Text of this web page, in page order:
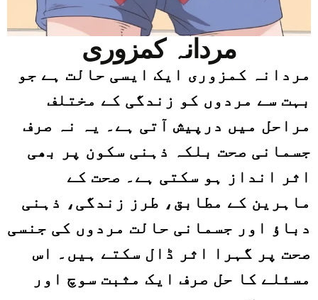
مردانہ کمزوری
مردانہ کمزوری ایک ایسی حالت ہے جو
بہت سے مردوں کو زندگی کے مختلف
مراحل میں درپیش آتی ہے۔ یہ نہ صرف
جسمانی صحت بلکہ ذہنی سکون پر بھی
اثر انداز ہو سکتی ہے۔ صحت کے
ماہرین کے مطابق، طرز زندگی، ذہنی
دباؤ اور جسمانی حالت مردوں کی جنسی
صحت پر گہرا اثر ڈال سکتے ہیں۔ اس
مسئلے کا حل صرف ایک مثبت سوچ اور